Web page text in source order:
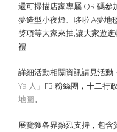
還可掃描店家專屬 QR 碼參
夢造型小夜燈、哆啦 A夢地
獎項等大家來抽,讓大家遊
禮!
詳細活動相關資訊請見活動
Ya 人 」FB 粉絲團，十二行
地圖。
展覽獲各界熱烈支持，包